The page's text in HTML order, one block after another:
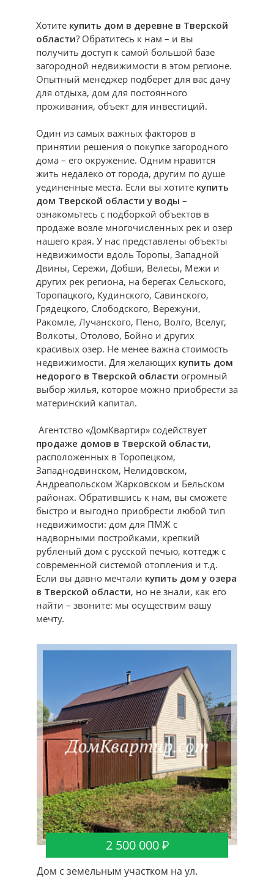
Хотите купить дом в деревне в Тверской
области? Обратитесь к нам – и вы
получить доступ к самой большой базе
загородной недвижимости в этом регионе.
Опытный менеджер подберет для вас дачу
для отдыха, дом для постоянного
проживания, объект для инвестиций.
Один из самых важных факторов в
принятии решения о покупке загородного
дома – его окружение. Одним нравится
жить недалеко от города, другим по душе
уединенные места. Если вы хотите купить
дом Тверской области у воды –
ознакомьтесь с подборкой объектов в
продаже возле многочисленных рек и озер
нашего края. У нас представлены объекты
недвижимости вдоль Торопы, Западной
Двины, Сережи, Добши, Велесы, Межи и
других рек региона, на берегах Сельского,
Торопацкого, Кудинского, Савинского,
Грядецкого, Слободского, Вережуни,
Ракомле, Лучанского, Пено, Волго, Вселуг,
Волкоты, Отолово, Бойно и других
красивых озер. Не менее важна стоимость
недвижимости. Для желающих купить дом
недорого в Тверской области огромный
выбор жилья, которое можно приобрести за
материнский капитал.
Агентство «ДомКвартир» содействует
продаже домов в Тверской области,
расположенных в Торопецком,
Западнодвинском, Нелидовском,
Андреапольском Жарковском и Бельском
районах. Обратившись к нам, вы сможете
быстро и выгодно приобрести любой тип
недвижимости: дом для ПМЖ с
надворными постройками, крепкий
рубленый дом с русской печью, коттедж с
современной системой отопления и т.д.
Если вы давно мечтали купить дом у озера
в Тверской области, но не знали, как его
найти – звоните: мы осуществим вашу
мечту.
2 500 000
Дом с земельным участком на ул.